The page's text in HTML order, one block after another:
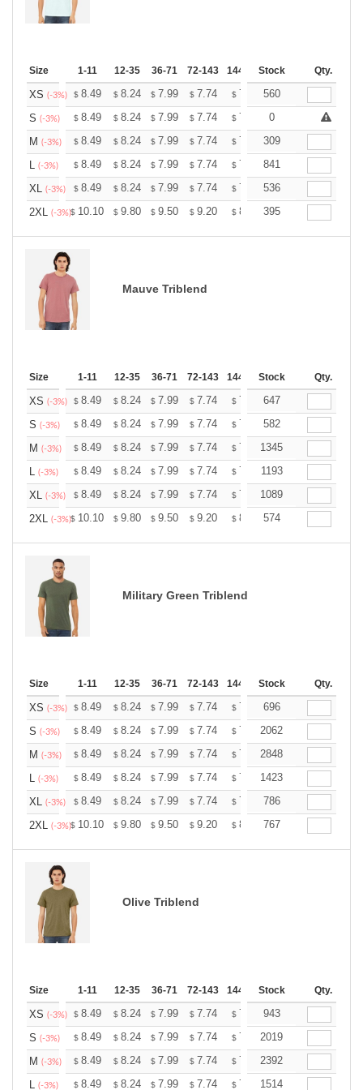
Size 1-11 12-35 36-71 72-143 144-287 288 + More
Stock Qty.
XS (-3%) $ 8.49 $ 8.24 $ 7.99 $ 7.74 $ 7.49 $
560
S (-3%) $ 8.49 $ 8.24 $ 7.99 $ 7.74 $ 7.49 $ +
0
M (-3%) $ 8.49 $ 8.24 $ 7.99 $ 7.74 $ 7.49 $
309
(-3%) $ 8.49 $ 8.24 $ 7.99 $ 7.74 $ 7.49 $
841
XL
(-3%) $ 8.49 $ 8.24 $ 7.99 $ 7.74 $ 7.49 $
536
2XL
(-3%)$ 10.10 $ 9.80 $ 9.50 $ 9.20 $ 8.90 $
395
Mauve Triblend
Size 1-11 12-35 36-71 72-143 144-287 288 + More
Stock Qty.
XS (-3%) $ 8.49 $ 8.24 $ 7.99 $ 7.74 $ 7.49 $
647
S (-3%) $ 8.49 $ 8.24 $ 7.99 $ 7.74 $ 7.49 $
582
M (-3%) $ 8.49 $ 8.24 $ 7.99 $ 7.74 $ 7.49 $7.36
1345
(-3%) $ 8.49 $ 8.24 $ 7.99 $ 7.74 $ 7.49 $7.36
1193
XL
(-3%) $ 8.49 $ 8.24 $ 7.99 $ 7.74 $ 7.49 $7.36
1089
2XL
(-3%)$ 10.10 $ 9.80 $ 9.50 $ 9.20 $ 8.90 $
574
Military Green Triblend
Size 1-11 12-35 36-71 72-143 144-287 288 + More
Stock Qty.
XS (-3%) $ 8.49 $ 8.24 $ 7.99 $ 7.74 $ 7.49 $
696
S (-3%) $ 8.49 $ 8.24 $ 7.99 $ 7.74 $ 7.49 $7.36
2062
M (-3%) $ 8.49 $ 8.24 $ 7.99 $ 7.74 $ 7.49 $7.36
2848
(-3%) $ 8.49 $ 8.24 $ 7.99 $ 7.74 $ 7.49 $7.36
1423
XL
(-3%) $ 8.49 $ 8.24 $ 7.99 $ 7.74 $ 7.49 $
786
2XL
(-3%)$ 10.10 $ 9.80 $ 9.50 $ 9.20 $ 8.90 $
767
Olive Triblend
Size 1-11 12-35 36-71 72-143 144-287 288 + More
Stock Qty.
XS (-3%) $ 8.49 $ 8.24 $ 7.99 $ 7.74 $ 7.49 $
943
S (-3%) $ 8.49 $ 8.24 $ 7.99 $ 7.74 $ 7.49 $7.36
2019
M (-3%) $ 8.49 $ 8.24 $ 7.99 $ 7.74 $ 7.49 $7.36
2392
(-3%) $ 8.49 $ 8.24 $ 7.99 $ 7.74 $ 7.49 $7.36
1514